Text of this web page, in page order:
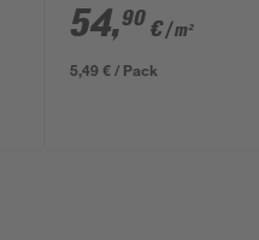
grau 50 x 25 x 20 cm
54,90 €/ m²
5,49 € / Pack